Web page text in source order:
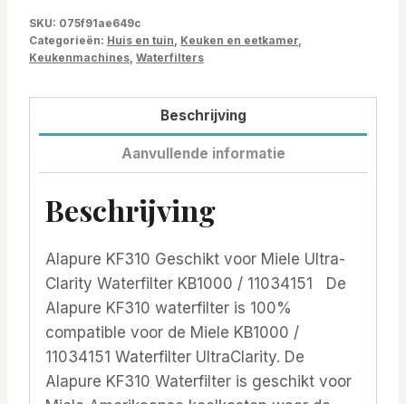
SKU: 075f91ae649c
Categorieën: Huis en tuin Keuken en eetkamer
Keukenmachines Waterfilters
Beschrijving
Aanvullende informatie
Beschrijving
Alapure KF310 Geschikt voor Miele Ultra-
Clarity Waterfilter KB1000 / 11034151 De
Alapure KF310 waterfilter is 100%
compatible voor de Miele KB1000 /
11034151 Waterfilter UltraClarity. De
Alapure KF310 Waterfilter is geschikt voor